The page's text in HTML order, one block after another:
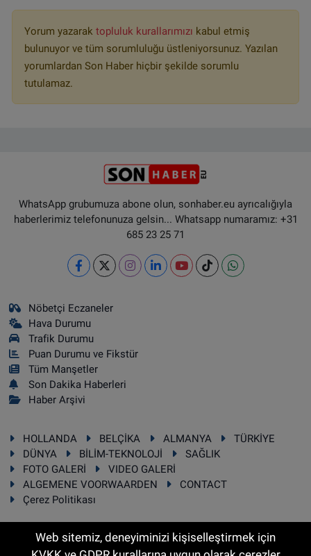
Yorum yazarak topluluk kurallarımızı kabul etmiş
bulunuyor ve tüm sorumluluğu üstleniyorsunuz. Yazılan
yorumlardan Son Haber hiçbir şekilde sorumlu
tutulamaz.
WhatsApp grubumuza abone olun, sonhaber.eu ayrıcalığıyla
haberlerimiz telefonunuza gelsin... Whatsapp numaramız: +31
685 23 25 71
Nöbetçi Eczaneler
Hava Durumu
Trafik Durumu
Puan Durumu ve Fikstür
Tüm Manşetler
Son Dakika Haberleri
Haber Arşivi
HOLLANDA BELÇİKA ALMANYA
TÜRKİYE
DÜNYA
BİLİM-TEKNOLOJİ
SAĞLIK
FOTO GALERİ
VIDEO GALERİ
ALGEMENE VOORWAARDEN
CONTACT
Çerez Politikası
Web sitemiz, deneyiminizi kişiselleştirmek için